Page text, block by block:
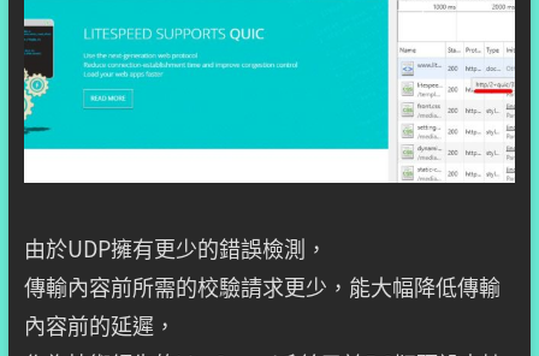
由於UDP擁有更少的錯誤檢測，
傳輸內容前所需的校驗請求更少，能大幅降低傳輸
內容前的延遲，